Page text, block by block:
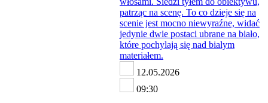
12.05.2026
09:30